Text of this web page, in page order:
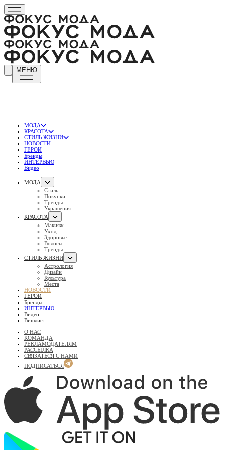
МЕНЮ
МОДА
КРАСОТА
СТИЛЬ ЖИЗНИ
НОВОСТИ
ГЕРОИ
Бренды
ИНТЕРВЬЮ
Видео
МОДА
Стиль
Покупки
Тренды
Украшения
КРАСОТА
Макияж
Уход
Здоровье
Волосы
Тренды
СТИЛЬ ЖИЗНИ
Астрология
Дизайн
Культура
Места
НОВОСТИ
ГЕРОИ
Бренды
ИНТЕРВЬЮ
Видео
Вишлист
О НАС
КОМАНДА
РЕКЛАМОДАТЕЛЯМ
РАССЫЛКА
СВЯЗАТЬСЯ С НАМИ
ПОДПИСАТЬСЯ